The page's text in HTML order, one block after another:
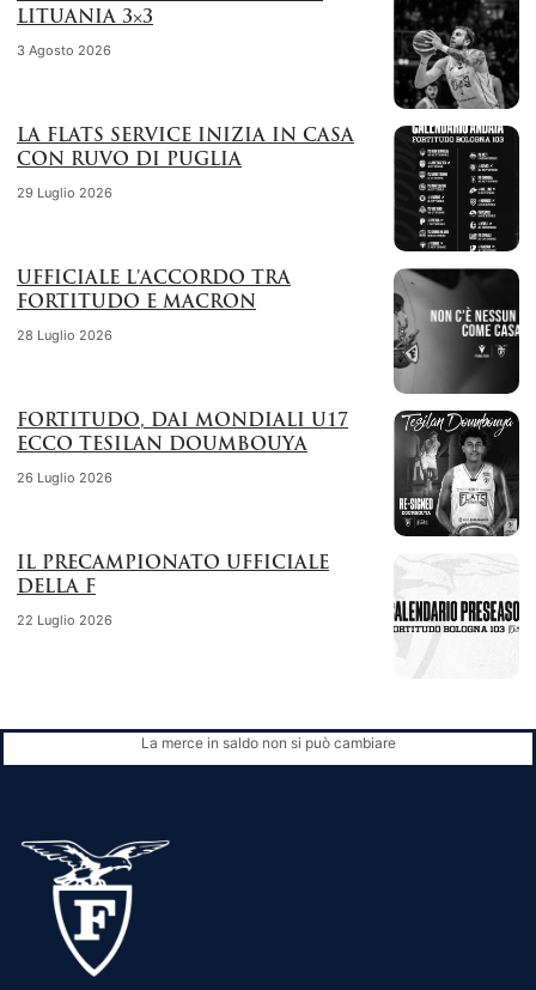
LITUANIA 3×3
3 Agosto 2026
LA FLATS SERVICE INIZIA IN CASA
CON RUVO DI PUGLIA
29 Luglio 2026
UFFICIALE L’ACCORDO TRA
FORTITUDO E MACRON
28 Luglio 2026
FORTITUDO, DAI MONDIALI U17
ECCO TESILAN DOUMBOUYA
26 Luglio 2026
IL PRECAMPIONATO UFFICIALE
DELLA F
22 Luglio 2026
La merce in saldo non si può cambiare